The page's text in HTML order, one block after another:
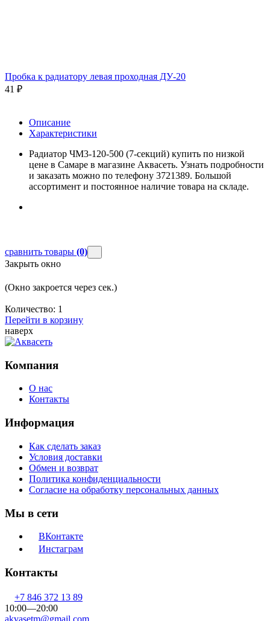
Пробка к радиатору левая проходная ДУ-20
41 ₽
Описание
Характеристики
Радиатор ЧМ3-120-500 (7-секций) купить по низкой
цене в Самаре в магазине Аквасеть. Узнать подробности
и заказать можно по телефону 3721389. Большой
ассортимент и постоянное наличие товара на складе.
сравнить товары (0)
Закрыть окно
(Окно закроется через сек.)
Количество: 1
Перейти в корзину
наверх
Компания
О нас
Контакты
Информация
Как сделать заказ
Условия доставки
Обмен и возврат
Политика конфиденциальности
Согласие на обработку персональных данных
Мы в сети
ВКонтакте
Инстаграм
Контакты
+7 846 372 13 89
10:00—20:00
akvasetm@gmail.com